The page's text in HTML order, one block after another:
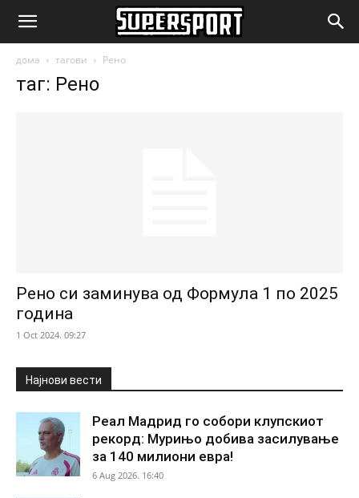
SuperSport.mk
дома тагови Рено
таг: Рено
Рено си заминува од Формула 1 по 2025
година
1 Oct 2024. 09:27
Најнови вести
Реал Мадрид го собори клупскиот
рекорд: Мурињо добива засилување
за 140 милиони евра!
6 Aug 2026. 16:40